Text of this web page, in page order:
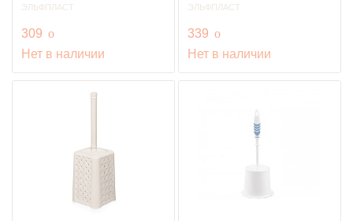
ЭЛЬФПЛАСТ
309 руб.
o
Нет в наличии
ЭЛЬФПЛАСТ
339 руб.
o
Нет в наличии